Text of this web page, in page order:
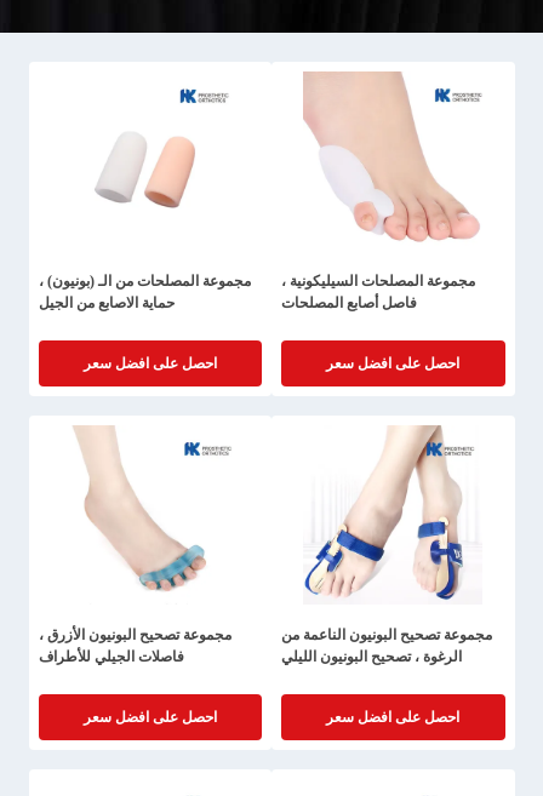
مجموعة المصلحات السيليكونية ،
فاصل أصابع المصلحات
احصل على افضل سعر
مجموعة المصلحات من الـ (بونيون) ،
حماية الاصابع من الجيل
احصل على افضل سعر
مجموعة تصحيح البونيون الناعمة من
الرغوة ، تصحيح البونيون الليلي
احصل على افضل سعر
مجموعة تصحيح البونيون الأزرق ،
فاصلات الجيلي للأطراف
احصل على افضل سعر